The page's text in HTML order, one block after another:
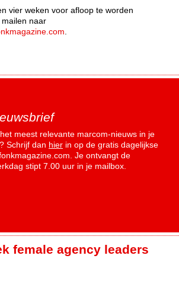
vier weken voor afloop te worden
naar
meest relevante marcom-nieuws in je
Schrijf dan hier in op de gratis dagelijkse
Je ontvangt de
stipt 7.00 uur in je mailbox.
female agency leaders